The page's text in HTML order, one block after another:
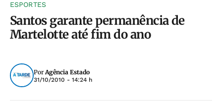
ESPORTES
Santos garante permanência de
Martelotte até fim do ano
PorAgência Estado
31/10/2010 - 14:24 h